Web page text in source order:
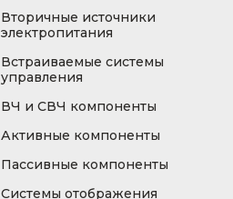
Вторичные источники
электропитания
Встраиваемые системы
управления
ВЧ и СВЧ компоненты
Активные компоненты
Пассивные компоненты
Системы отображения